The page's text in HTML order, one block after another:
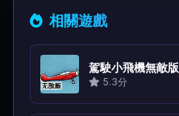
相關遊戲
駕駛小飛機無敵版
5.3分